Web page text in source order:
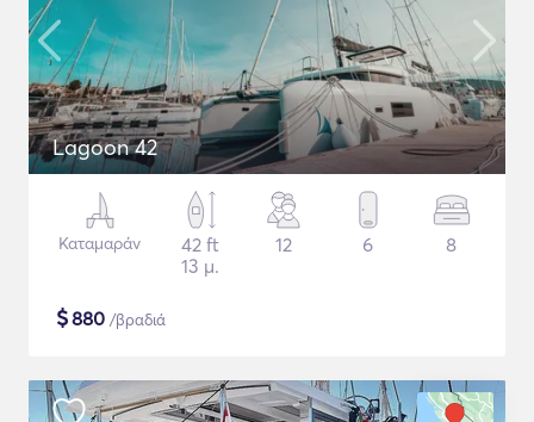
Lagoon 42
Καταμαράν
42 ft
13 μ.
12 6 8
$880 /βραδιά